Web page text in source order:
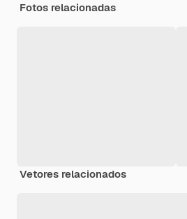
Fotos relacionadas
Vetores relacionados